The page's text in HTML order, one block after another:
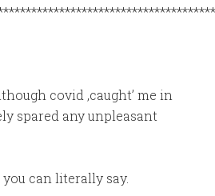
covid ‚caught’ me in
spared any unpleasant
you can literally say.